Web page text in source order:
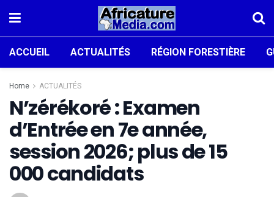
ACCUEIL ACTUALITÉS RÉGION FORESTIÈRE
Home ACTUALITÉS
N’zérékoré : Examen
d’Entrée en 7e année,
session 2026; plus de 15
000 candidats